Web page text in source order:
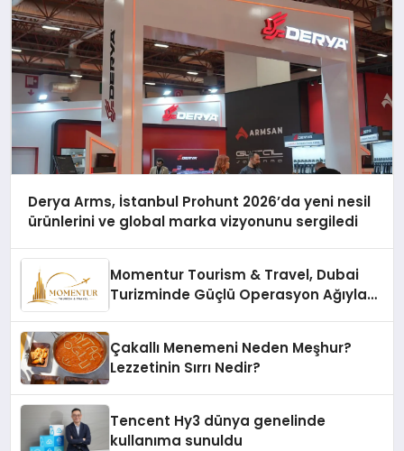
Derya Arms, İstanbul Prohunt 2026’da yeni nesil
ürünlerini ve global marka vizyonunu sergiledi
Momentur Tourism & Travel, Dubai
Turizminde Güçlü Operasyon Ağıyla
Çakallı Menemeni Neden Meşhur?
Lezzetinin Sırrı Nedir?
Tencent Hy3 dünya genelinde
kullanıma sunuldu